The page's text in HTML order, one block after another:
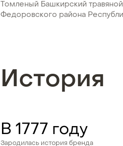
Томленый Башкирский
Федоровского района
История
В 1777 году
Зародилась история бренда